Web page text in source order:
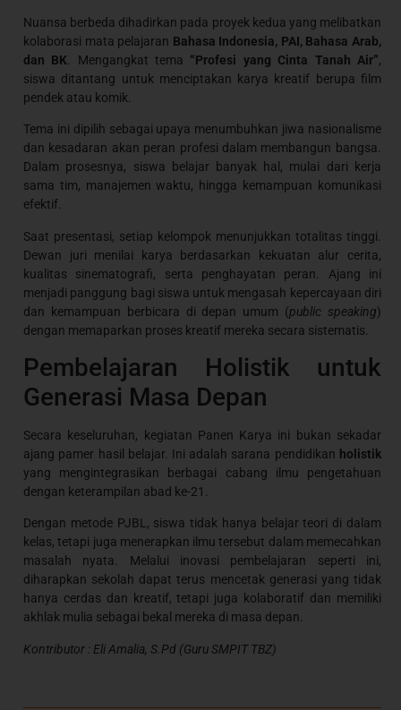
Nuansa berbeda dihadirkan pada proyek kedua yang melibatkan
kolaborasi mata pelajaran Bahasa Indonesia, PAI, Bahasa Arab,
dan BK . Mengangkat tema “Profesi yang Cinta Tanah Air”,
siswa ditantang untuk menciptakan karya kreatif berupa film
pendek atau komik.
Tema ini dipilih sebagai upaya menumbuhkan jiwa nasionalisme
dan kesadaran akan peran profesi dalam membangun bangsa.
Dalam prosesnya, siswa belajar banyak hal, mulai dari kerja
sama tim, manajemen waktu, hingga kemampuan komunikasi
efektif.
Saat presentasi, setiap kelompok menunjukkan totalitas tinggi.
Dewan juri menilai karya berdasarkan kekuatan alur cerita,
kualitas sinematografi, serta penghayatan peran. Ajang ini
menjadi panggung bagi siswa untuk mengasah kepercayaan diri
dan kemampuan berbicara di depan umum (public speaking)
dengan memaparkan proses kreatif mereka secara sistematis.
Pembelajaran Holistik untuk
Generasi Masa Depan
Secara keseluruhan, kegiatan Panen Karya ini bukan sekadar
ajang pamer hasil belajar. Ini adalah sarana pendidikan holistik
yang mengintegrasikan berbagai cabang ilmu pengetahuan
dengan keterampilan abad ke-21.
Dengan metode PJBL, siswa tidak hanya belajar teori di dalam
kelas, tetapi juga menerapkan ilmu tersebut dalam memecahkan
masalah nyata. Melalui inovasi pembelajaran seperti ini,
diharapkan sekolah dapat terus mencetak generasi yang tidak
hanya cerdas dan kreatif, tetapi juga kolaboratif dan memiliki
akhlak mulia sebagai bekal mereka di masa depan.
Kontributor : Eli Amalia, S.Pd (Guru SMPIT TBZ)